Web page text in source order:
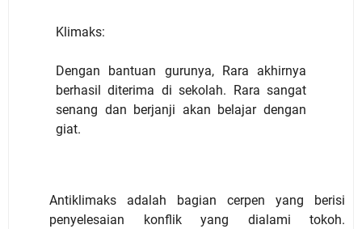
Klimaks:
Dengan bantuan gurunya, Rara akhirnya
berhasil diterima di sekolah. Rara sangat
senang dan berjanji akan belajar dengan
giat.
Antiklimaks adalah bagian cerpen yang berisi
penyelesaian konflik yang dialami tokoh.